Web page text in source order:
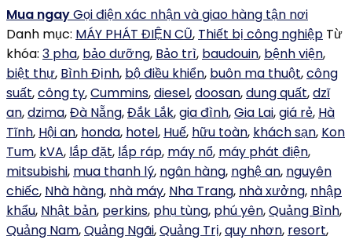
Mua ngayGọi điện xác nhận và giao hàng tận nơi
Danh mục: MÁY PHÁT ĐIỆN CŨ, Thiết bị công nghiệp Từ
khóa: 3 pha, bảo dưỡng, Bảo trì, baudouin, bệnh viện,
biệt thự, Bình Định, bộ điều khiển, buôn ma thuột,công
suất,công ty,Cummins,diesel,doosan,dung quất,dzĩ
an,dzima,Đà Nẵng,Đắk Lắk,gia đình,Gia Lai,giá rẻ, Hà
Tĩnh, Hội an, honda, hotel, Huế, hữu toàn, khách sạn, Kon
Tum, kVA, lắp đặt, lắp ráp, máy nổ, máy phát điện,
mitsubishi, mua thanh lý, ngân hàng, nghệ an, nguyên
chiếc, Nhà hàng, nhà máy, Nha Trang, nhà xưởng, nhập
khẩu, Nhật bản, perkins, phụ tùng, phú yên,Quảng Bình,
Quảng Nam,Quảng Ngãi,Quảng Trị,quy nhơn, resort,